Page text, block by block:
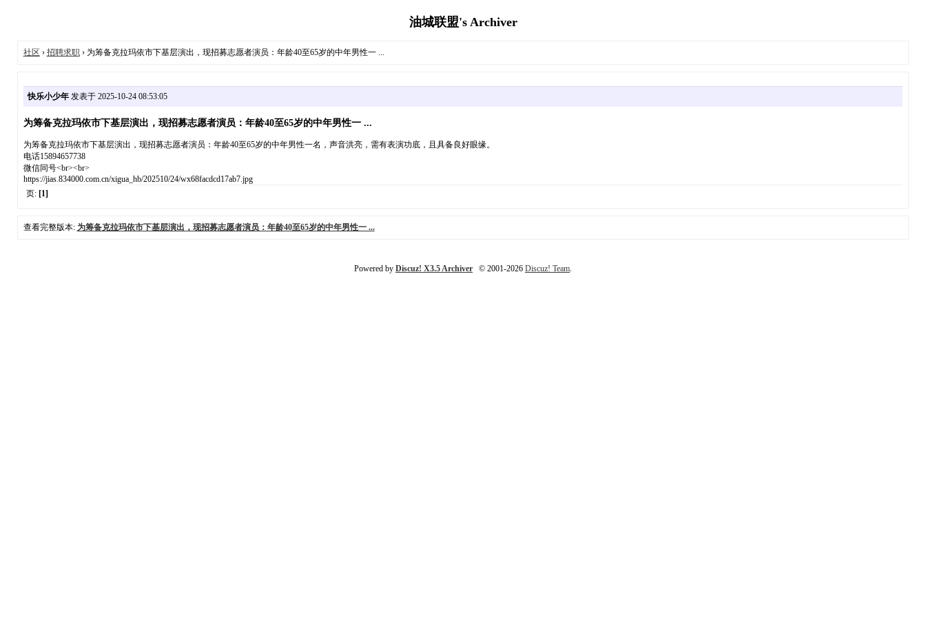
油城联盟's Archiver
社区 › 招聘求职› 为筹备克拉玛依市下基层演出，现招募志愿者演员：年龄40至65岁的中年男性一 ...
快乐小少年发表于 2025-10-24 08:53:05
为筹备克拉玛依市下基层演出，现招募志愿者演员：年龄40至65岁的中年男性一 ...
为筹备克拉玛依市下基层演出，现招募志愿者演员：年龄40至65岁的中年男性一名，声音洪亮，需有表演功底，且具备良好眼缘。
电话15894657738
微信同号<br><br>
https://jias.834000.com.cn/xigua_hb/202510/24/wx68facdcd17ab7.jpg
页: [1]
查看完整版本: 为筹备克拉玛依市下基层演出，现招募志愿者演员：年龄40至65岁的中年男性一 ...
Powered by Discuz! X3.5 Archiver © 2001-2026 Discuz! Team.